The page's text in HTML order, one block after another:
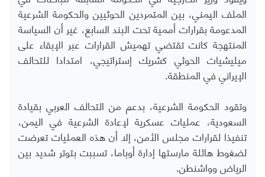
الملف اليمني، بين المتمردين الحوثيين والحكومة الشرعية
المدعومة بقرارات أممية تحت البند السابع، غير أن السياسة
المنتهجة كانت تقتضي تهميش القرارات عبر الإبقاء على
ميليشيات الحوثي كشريك إستراتيجي، امتدادا للتحالف
الإيراني في المنطقة.
وتقود الحكومة الشرعية، بدعم من التحالف العربي بقيادة
السعودية، عمليات عسكرية لإعادة الشرعية في اليمن،
تنفيذا لقرارات مجلس الأمن، إلا أن هذه العمليات تعرضت
لضغوط هائلة مارستها إدارة أوباما، تسببت بتوتر شديد بين
الرياض وواشنطن.